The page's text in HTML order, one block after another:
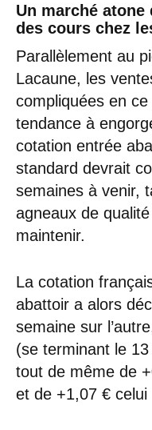
Un marché
des cours chez
Parallèlement au
Lacaune, les
compliquées en
tendance à
cotation entrée
standard devrait
semaines à venir,
agneaux de
maintenir.
La cotation
abattoir a alors
semaine sur
(se terminant le
tout de même de
et de +1,07 € celui